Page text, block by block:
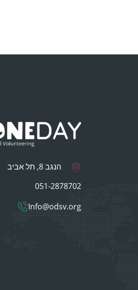
הנגב 8, תל אביב
051-2878702
Info@odsv.org